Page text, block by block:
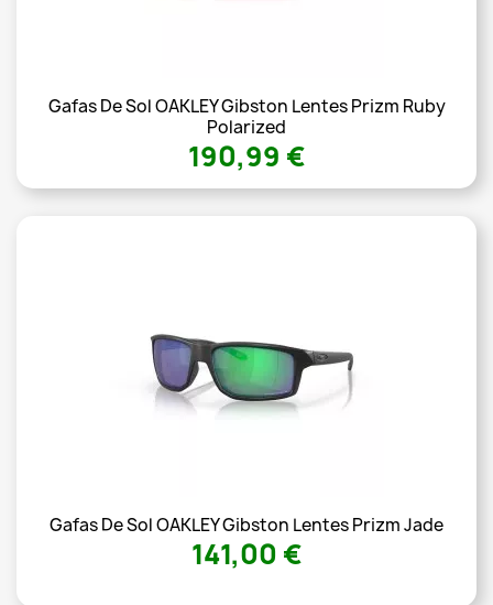
Gafas De Sol OAKLEY Gibston Lentes Prizm Ruby
Polarized
190,99 €
Gafas De Sol OAKLEY Gibston Lentes Prizm Jade
141,00 €